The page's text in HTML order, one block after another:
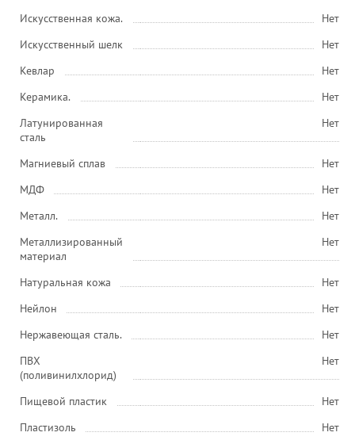
Искусственная кожа.
Нет
Искусственный шелк
Нет
Кевлар
Нет
Керамика.
Нет
Латунированная
сталь
Нет
Магниевый сплав
Нет
МДФ
Нет
Металл.
Нет
Металлизированный
материал
Нет
Натуральная кожа
Нет
Нейлон
Нет
Нержавеющая сталь.
Нет
ПВХ
(поливинилхлорид)
Нет
Пищевой пластик
Нет
Пластизоль
Нет